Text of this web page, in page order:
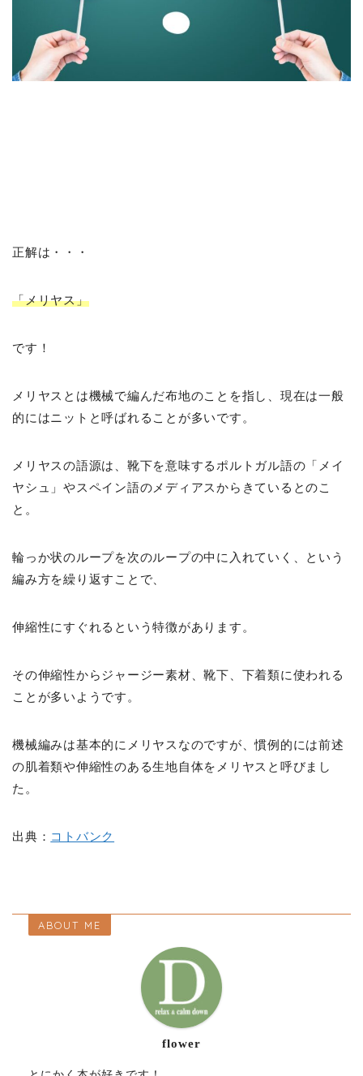
正解は・・・
「メリヤス」
です！
メリヤスとは機械で編んだ布地のことを指し、現在は一般
的にはニットと呼ばれることが多いです。
メリヤスの語源は、靴下を意味するポルトガル語の「メイ
ヤシュ」やスペイン語のメディアスからきているとのこ
と。
輪っか状のループを次のループの中に入れていく、という
編み方を繰り返すことで、
伸縮性にすぐれるという特徴があります。
その伸縮性からジャージー素材、靴下、下着類に使われる
ことが多いようです。
機械編みは基本的にメリヤスなのですが、慣例的には前述
の肌着類や伸縮性のある生地自体をメリヤスと呼びまし
た。
出典： コトバンク
ABOUT ME
flower